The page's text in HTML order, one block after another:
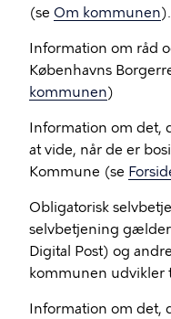
(se Om kommunen).
Information om råd
Københavns
kommunen)
Information om det,
at vide, når de er
Kommune (se
Obligatorisk
selvbetjening
Digital Post) og
kommunen udvikler
Information om det,